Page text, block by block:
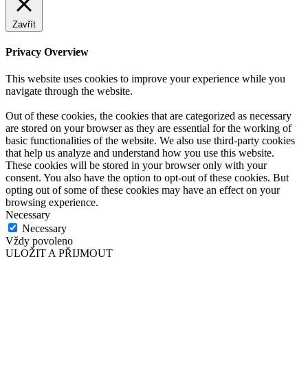
Zavřít
Privacy Overview
This website uses cookies to improve your experience while you
navigate through the website.
Out of these cookies, the cookies that are categorized as necessary
are stored on your browser as they are essential for the working of
basic functionalities of the website. We also use third-party cookies
that help us analyze and understand how you use this website.
These cookies will be stored in your browser only with your
consent. You also have the option to opt-out of these cookies. But
opting out of some of these cookies may have an effect on your
browsing experience.
Necessary
Necessary
Vždy povoleno
ULOŽIT A PŘIJMOUT